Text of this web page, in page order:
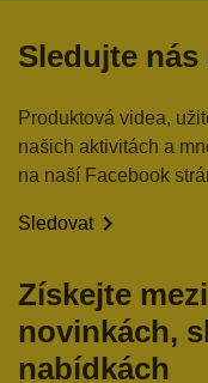
Sledujte nás
Produktová videa,
našich aktivitách a
na naší Facebook
Sledovat
Získejte
novinkách,
nabídkách